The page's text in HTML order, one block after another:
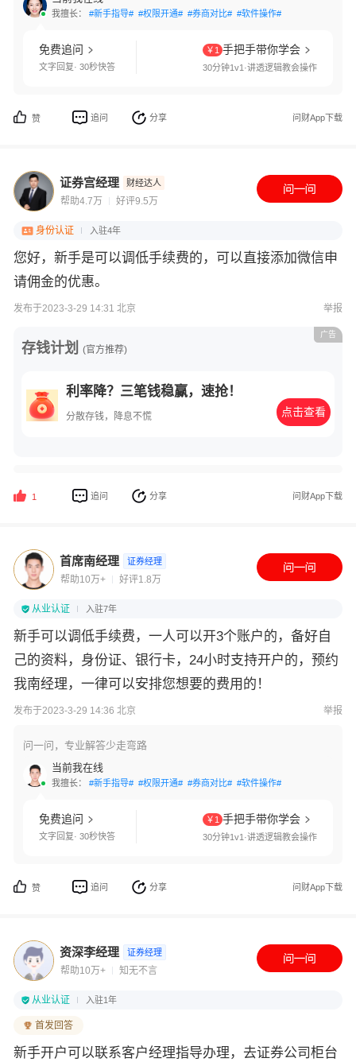
我擅长： #新手指导# #权限开通# #券商对比# #软件操作#
免费追问
文字回复· 30秒快答
￥1 手把手带你学会
30分钟1v1·讲透逻辑教会操作
赞 追问 分享 问财App下载
证券宫经理 财经达人
帮助4.7万 好评9.5万
身份认证 入驻4年
您好，新手是可以调低手续费的，可以直接添加微信申
请佣金的优惠。
发布于2023-3-29 14:31 北京 举报
存钱计划 (官方推荐)
利率降？三笔钱稳赢，速抢！
分散存钱，降息不慌 点击查看
广告
1 追问 分享 问财App下载
首席南经理 证券经理
帮助10万+ 好评1.8万
从业认证 入驻7年
新手可以调低手续费，一人可以开3个账户的，备好自
己的资料，身份证、银行卡，24小时支持开户的，预约
我南经理，一律可以安排您想要的费用的！
发布于2023-3-29 14:36 北京 举报
问一问，专业解答少走弯路
当前我在线
我擅长： #新手指导# #权限开通# #券商对比# #软件操作#
免费追问
文字回复· 30秒快答
￥1 手把手带你学会
30分钟1v1·讲透逻辑教会操作
赞 追问 分享 问财App下载
资深李经理 证券经理
帮助10万+ 知无不言
从业认证 入驻1年
首发回答
新手开户可以联系客户经理指导办理，去证券公司柜台